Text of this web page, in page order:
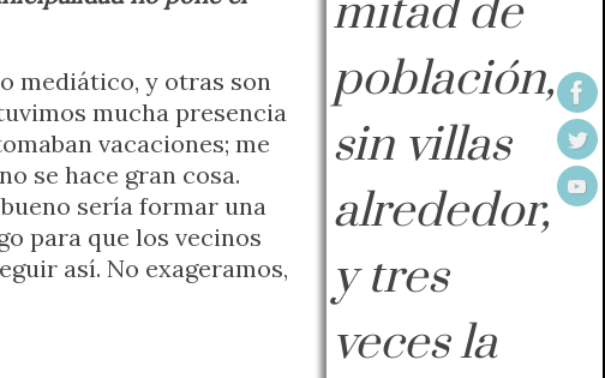
mitad de
población,
sin villas
alrededor,
y tres
veces la
mediático, y otras son
mucha presencia
vacaciones; me
se hace gran cosa.
sería formar una
para que los vecinos
así. No exageramos,